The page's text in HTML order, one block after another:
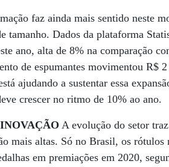
faz ainda mais sentido neste
tamanho. Dados da plataforma
ano, alta de 8% na comparação
de espumantes movimentou R$
ajudando a sustentar essa
crescer no ritmo de 10% ao ano.
A evolução do setor
mais altas. Só no Brasil, os
em premiações em 2020,